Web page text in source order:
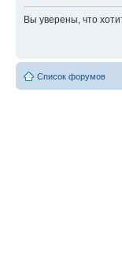
Вы уверены, что
Список форумов